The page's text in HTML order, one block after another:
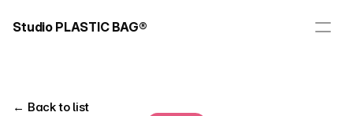
← Back to list
Studio PLASTIC BAG®